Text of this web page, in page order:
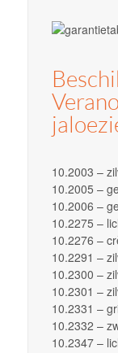
10.2003 –
10.2005 –
10.2006 –
10.2275 –
10.2276 –
10.2291 –
10.2300 –
10.2301 –
10.2331 –
10.2332 –
10.2347 –